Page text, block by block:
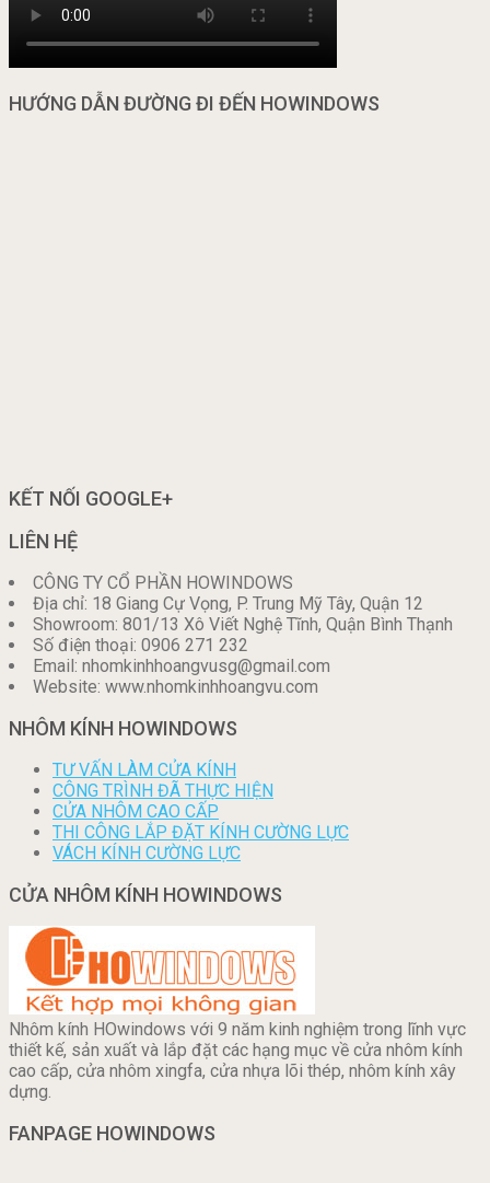
HƯỚNG DẪN ĐƯỜNG ĐI ĐẾN HOWINDOWS
KẾT NỐI GOOGLE+
LIÊN HỆ
CÔNG TY CỔ PHẦN HOWINDOWS
Địa chỉ: 18 Giang Cự Vọng, P. Trung Mỹ Tây, Quận 12
Showroom: 801/13 Xô Viết Nghệ Tĩnh, Quận Bình Thạnh
Số điện thoại: 0906 271 232
Email: nhomkinhhoangvusg@gmail.com
Website: www.nhomkinhhoangvu.com
NHÔM KÍNH HOWINDOWS
TƯ VẤN LÀM CỬA KÍNH
CÔNG TRÌNH ĐÃ THỰC HIỆN
CỬA NHÔM CAO CẤP
THI CÔNG LẮP ĐẶT KÍNH CƯỜNG LỰC
VÁCH KÍNH CƯỜNG LỰC
CỬA NHÔM KÍNH HOWINDOWS
Nhôm kính HOwindows với 9 năm kinh nghiệm trong lĩnh vực
thiết kế, sản xuất và lắp đặt các hạng mục về cửa nhôm kính
cao cấp, cửa nhôm xingfa, cửa nhựa lõi thép, nhôm kính xây
dựng.
FANPAGE HOWINDOWS